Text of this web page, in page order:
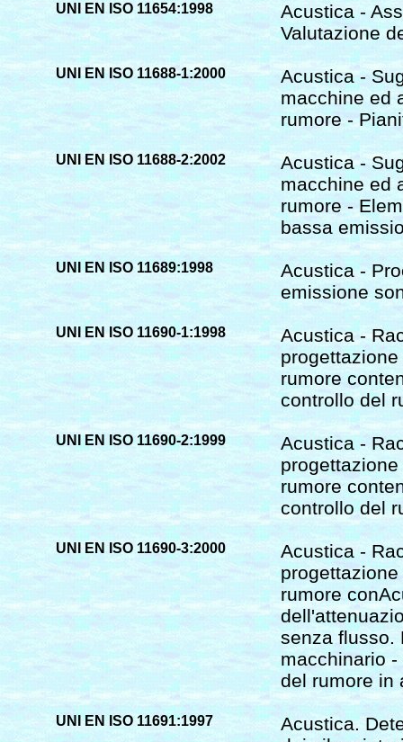
UNI EN ISO 11654:1998
Acustica -
Valutazione
UNI EN ISO 11688-1:2000
Acustica -
macchine ed
rumore -
UNI EN ISO 11688-2:2002
Acustica -
macchine ed
rumore -
bassa
UNI EN ISO 11689:1998
Acustica -
emissione
UNI EN ISO 11690-1:1998
Acustica -
rumore
controllo del
UNI EN ISO 11690-2:1999
Acustica -
rumore
controllo del
UNI EN ISO 11690-3:2000
Acustica -
rumore
senza flusso.
macchinario
del rumore in
UNI EN ISO 11691:1997
Acustica.